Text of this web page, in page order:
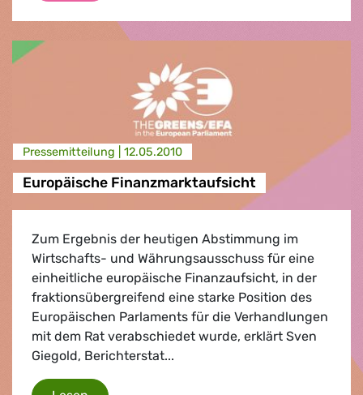
Presse­mitteilung | 12.05.2010
Europäische Finanzmarktaufsicht
Zum Ergebnis der heutigen Abstimmung im
Wirtschafts- und Währungsausschuss für eine
einheitliche europäische Finanzaufsicht, in der
fraktionsübergreifend eine starke Position des
Europäischen Parlaments für die Verhandlungen
mit dem Rat verabschiedet wurde, erklärt Sven
Giegold, Berichterstat...